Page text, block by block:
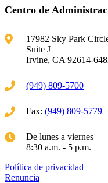
Centro de
17982 Sky Park
Suite J
Irvine, CA 92614-
(949) 809-5700
Fax:(949) 809-5779
De lunes a viernes
8:30 a.m. - 5 p.m.
Política de privacidad
Renuncia